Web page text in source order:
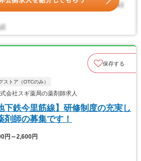
保存する
ストア（OTCのみ）
社スギ薬局の薬剤師求人
下鉄今里筋線】研修制度の充実し
師の募集です！
円～2,600円